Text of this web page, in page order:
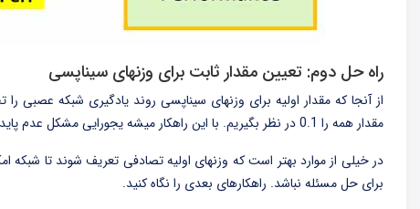
راه حل دوم: تعیین مقدار ثابت برای وزنهای سیناپسی
از آنجا که مقدار اولیه برای وزنهای سیناپسی روند یادگیری شبکه عصبی
مقدار همه را 0.1 در نظر بگیریم. با این راهکار میشه یجورایی مشکل عدم پایداری را حل کرد. البته اگر شبکه عصبی با این مقادیر اولیه بتونه آموزش ببینه!
در خیلی از موارد بهتر است که وزنهای اولیه تصادفی تعریف شوند تا شبکه
برای حل مسئله نباشد. راهکارهای بعدی را نگاه کنید.